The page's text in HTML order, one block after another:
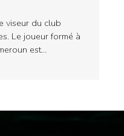
viseur du club
Le joueur formé à
est…